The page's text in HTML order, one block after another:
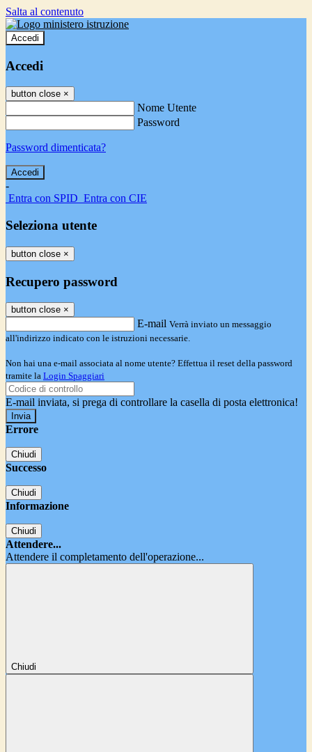
Salta al contenuto
Accedi
Accedi
button close ×
Nome Utente
Password
Password dimenticata?
-
Entra con SPID Entra con CIE
Seleziona utente
button close ×
Recupero password
button close ×
E-mail Verrà inviato un messaggio
all'indirizzo indicato con le istruzioni necessarie.
Non hai una e-mail associata al nome utente? Effettua il reset della password
tramite la Login Spaggiari
E-mail inviata, si prega di controllare la casella di posta elettronica!
Errore
Chiudi
Successo
Chiudi
Informazione
Chiudi
Attendere...
Attendere il completamento dell'operazione...
Chiudi